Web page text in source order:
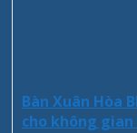
Bàn Xuân Hòa
cho không